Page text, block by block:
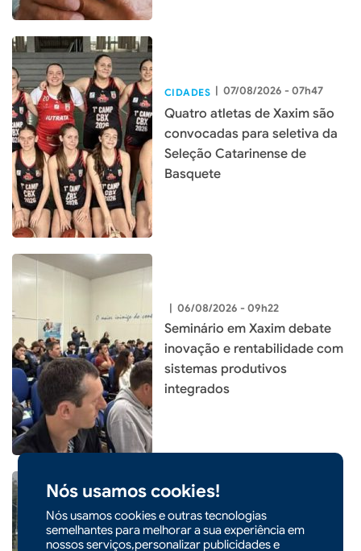
Nós usamos cookies!
Nós usamos cookies e outras tecnologias
semelhantes para melhorar a sua experiência em
nossos serviços,personalizar publicidades e
CIDADES | 07/08/2026 - 07h47
Quatro atletas de Xaxim são
convocadas para seletiva da
Seleção Catarinense de
Basquete
| 06/08/2026 - 09h22
Seminário em Xaxim debate
inovação e rentabilidade com
sistemas produtivos
integrados
| 06/08/2026 - 09h21